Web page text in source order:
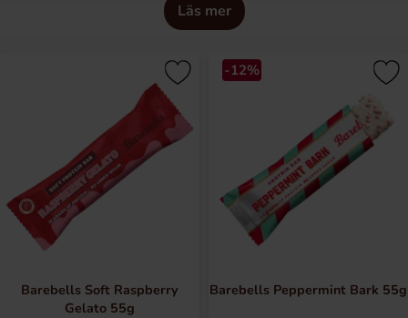
Läs mer
Barebells är ett functional foods-varumärke som
lanserades 2016 och erbjuder ett brett sortiment av
proteinberikade alternativ till mellanmål, frukost och
efterrätter – som aldrig kompromissar med smaken.
Barebells grundades i Sverige, där de snabbt fick en
ledande marknadsposition. Idag finns Barebells på ett
fyrtiotal marknader runt om i världen. De flesta av deras
produkter tillverkas inom EU, men de tillverkar även
Barebells Soft Raspberry
Gelato 55g
-12%
Barebells Peppermint Bark 55g